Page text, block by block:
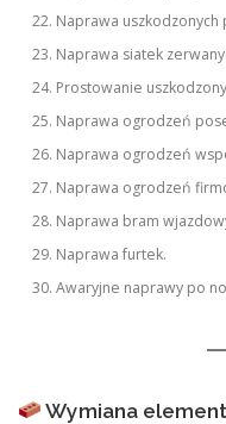
Naprawa
Naprawa siatek
Prostowanie
Naprawa ogrodzeń
Naprawa ogrodzeń
Naprawa ogrodzeń
Naprawa bram
Naprawa furtek.
Awaryjne naprawy po
Wymiana